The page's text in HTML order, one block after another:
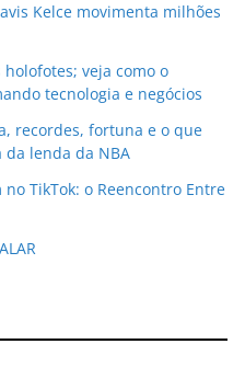
Kelce movimenta milhões
veja como o
tecnologia e negócios
recordes, fortuna e o que
lenda da NBA
TikTok: o Reencontro Entre